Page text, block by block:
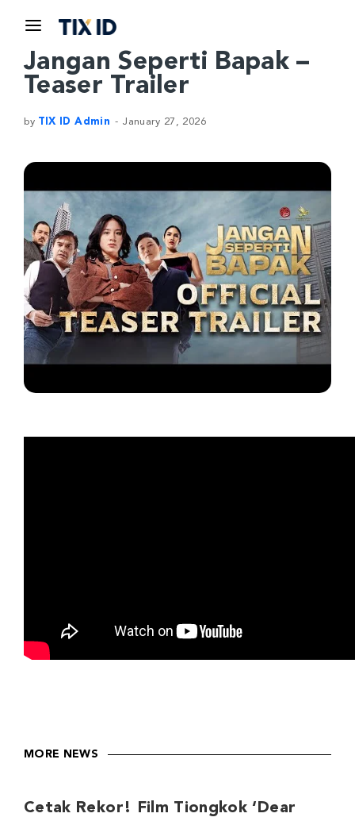
Jangan Seperti Bapak –
Teaser Trailer
by TIX ID Admin January 27, 2026
MORE NEWS
Cetak Rekor! Film Tiongkok ‘Dear